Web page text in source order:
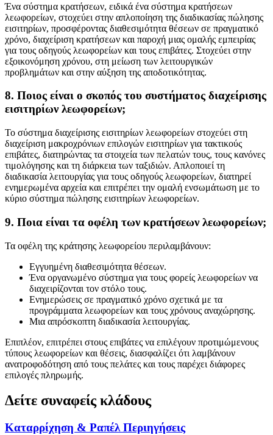
Ένα σύστημα κρατήσεων, ειδικά ένα σύστημα κρατήσεων
λεωφορείων, στοχεύει στην απλοποίηση της διαδικασίας πώλησης
εισιτηρίων, προσφέροντας διαθεσιμότητα θέσεων σε πραγματικό
χρόνο, διαχείριση κρατήσεων και παροχή μιας ομαλής εμπειρίας
για τους οδηγούς λεωφορείων και τους επιβάτες. Στοχεύει στην
εξοικονόμηση χρόνου, στη μείωση των λειτουργικών
προβλημάτων και στην αύξηση της αποδοτικότητας.
8. Ποιος είναι ο σκοπός του συστήματος διαχείρισης
εισιτηρίων λεωφορείων;
Το σύστημα διαχείρισης εισιτηρίων λεωφορείων στοχεύει στη
διαχείριση μακροχρόνιων επιλογών εισιτηρίων για τακτικούς
επιβάτες, διατηρώντας τα στοιχεία των πελατών τους, τους κανόνες
τιμολόγησης και τη διάρκεια των ταξιδιών. Απλοποιεί τη
διαδικασία λειτουργίας για τους οδηγούς λεωφορείων, διατηρεί
ενημερωμένα αρχεία και επιτρέπει την ομαλή ενσωμάτωση με το
κύριο σύστημα πώλησης εισιτηρίων λεωφορείων.
9. Ποια είναι τα οφέλη των κρατήσεων λεωφορείων;
Τα οφέλη της κράτησης λεωφορείου περιλαμβάνουν:
Εγγυημένη διαθεσιμότητα θέσεων.
Ένα οργανωμένο σύστημα για τους φορείς λεωφορείων να
διαχειρίζονται τον στόλο τους.
Ενημερώσεις σε πραγματικό χρόνο σχετικά με τα
προγράμματα λεωφορείων και τους χρόνους αναχώρησης.
Μια απρόσκοπτη διαδικασία λειτουργίας.
Επιπλέον, επιτρέπει στους επιβάτες να επιλέγουν προτιμώμενους
τύπους λεωφορείων και θέσεις, διασφαλίζει ότι λαμβάνουν
ανατροφοδότηση από τους πελάτες και τους παρέχει διάφορες
επιλογές πληρωμής.
Δείτε συναφείς κλάδους
Καταρρίχηση & Ραπέλ Περιηγήσεις